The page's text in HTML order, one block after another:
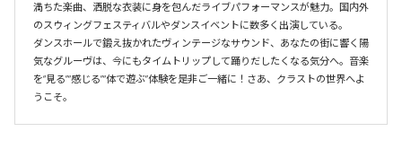
満ちた楽曲、洒脱な衣装に身を包んだライブパフォーマンスが魅力。国内外
のスウィングフェスティバルやダンスイベントに数多く出演している。
ダンスホールで鍛え抜かれたヴィンテージなサウンド、あなたの街に響く陽
気なグルーヴは、今にもタイムトリップして踊りだしたくなる気分へ。音楽
を“見る”“感じる”“体で遊ぶ”体験を是非ご一緒に！さあ、クラストの世界へよ
うこそ。